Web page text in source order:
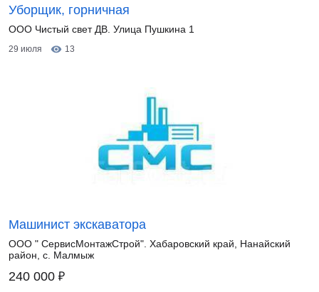
Уборщик, горничная
ООО Чистый свет ДВ. Улица Пушкина 1
29 июля 13
Машинист экскаватора
ООО " СервисМонтажСтрой". Хабаровский край, Нанайский
район, с. Малмыж
240 000 ₽